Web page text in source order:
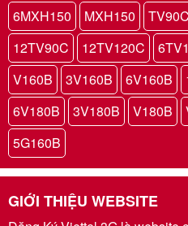
6MXH150
MXH150 TV90C
12TV90C
12TV120C
V160B
3V160B 6V160B
6V180B
3V180B V180B
5G160B
GIỚI THIỆU WEBSITE